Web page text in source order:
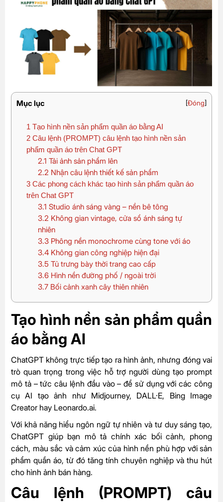
Mục lục [Đóng]
1 Tạo hình nền sản phẩm quần áo bằng AI
2 Câu lệnh (PROMPT) câu lệnh tạo hình nền sản
phẩm quần áo trên Chat GPT
2.1 Tải ảnh sản phẩm lên
2.2 Nhận câu lệnh thiết kế sản phẩm
3 Các phong cách khác tạo hình sản phẩm quần áo
trên Chat GPT
3.1 Studio ánh sáng vàng – nền bê tông
3.2 Không gian vintage, cửa sổ ánh sáng tự
nhiên
3.3Phông nền monochrome cùng tone với áo
3.4Không gian công nghiệp hiện đại
3.5 Tủ trưng bày thời trang cao cấp
3.6Hình nền đường phố / ngoài trời
3.7Bối cảnh xanh cây thiên nhiên
Tạo hình nền sản phẩm quần
áo bằng AI
ChatGPT không trực tiếp tạo ra hình ảnh, nhưng đóng vai
trò quan trọng trong việc hỗ trợ người dùng tạo prompt
mô tả – tức câu lệnh đầu vào – để sử dụng với các công
cụ AI tạo ảnh như Midjourney, DALL·E, Bing Image
Creator hay Leonardo.ai.
Với khả năng hiểu ngôn ngữ tự nhiên và tư duy sáng tạo,
ChatGPT giúp bạn mô tả chính xác bối cảnh, phong
cách, màu sắc và cảm xúc của hình nền phù hợp với sản
phẩm quần áo, từ đó tăng tính chuyên nghiệp và thu hút
cho hình ảnh bán hàng.
Câu lệnh (PROMPT) câu